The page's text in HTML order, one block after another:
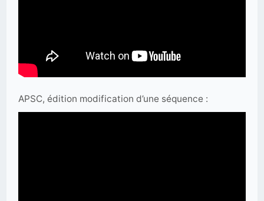
APSC, édition modification d’une séquence :